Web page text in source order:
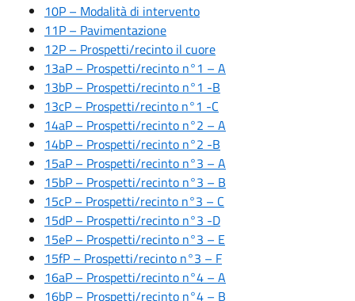
10P – Modalità di intervento
11P – Pavimentazione
12P – Prospetti/recinto il cuore
13aP – Prospetti/recinto n°1 – A
13bP – Prospetti/recinto n°1 -B
13cP – Prospetti/recinto n°1 -C
14aP – Prospetti/recinto n°2 – A
14bP – Prospetti/recinto n°2 -B
15aP – Prospetti/recinto n°3 – A
15bP – Prospetti/recinto n°3 – B
15cP – Prospetti/recinto n°3 – C
15dP – Prospetti/recinto n°3 -D
15eP – Prospetti/recinto n°3 – E
15fP – Prospetti/recinto n°3 – F
16aP – Prospetti/recinto n°4 – A
16bP – Prospetti/recinto n°4 – B